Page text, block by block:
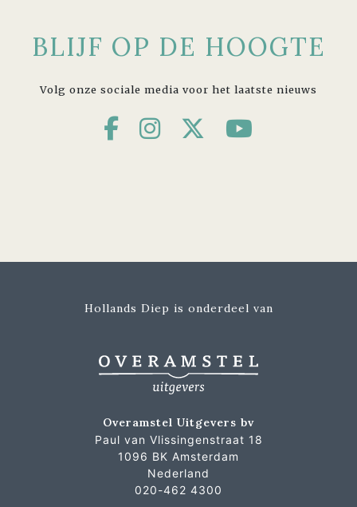
BLIJF OP DE HOOGTE
Volg onze sociale media voor het laatste nieuws
Hollands Diep is onderdeel van
Overamstel Uitgevers bv
Paul van Vlissingenstraat 18
1096 BK Amsterdam
Nederland
020-462 4300